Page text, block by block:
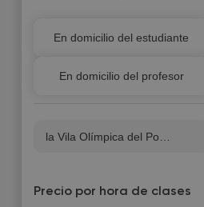
Avanzado
Estudios superiores
Intermedio
En domicilio del estudiante
En domicilio del profesor
Precio por hora de clases